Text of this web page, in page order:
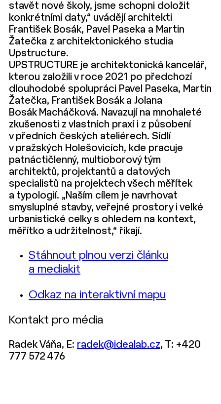
stavět nové školy, jsme schopni doložit
konkrétními daty,“ uvádějí architekti
František Bosák, Pavel Paseka a Martin
Žatečka z architektonického studia
Upstructure.
UPSTRUCTURE je architektonická kancelář,
kterou založili v roce 2021 po předchozí
dlouhodobé spolupráci Pavel Paseka, Martin
Žatečka, František Bosák a Jolana
Bosák Macháčková. Navazují na mnohaleté
zkušenosti z vlastních praxí i z působení
v předních českých ateliérech. Sídlí
v pražských Holešovicích, kde pracuje
patnáctičlenný, multioborový tým
architektů, projektantů a datových
specialistů na projektech všech měřítek
a typologií. „Naším cílem je navrhovat
smysluplné stavby, veřejné prostory i velké
urbanistické celky s ohledem na kontext,
měřítko a udržitelnost,“ říkají.
Stáhnout plnou verzi článku
a mediakit
Odkaz na interaktivní mapu
Kontakt pro média
Radek Váňa, E: radek@idealab.cz, T: +420
777 572 476